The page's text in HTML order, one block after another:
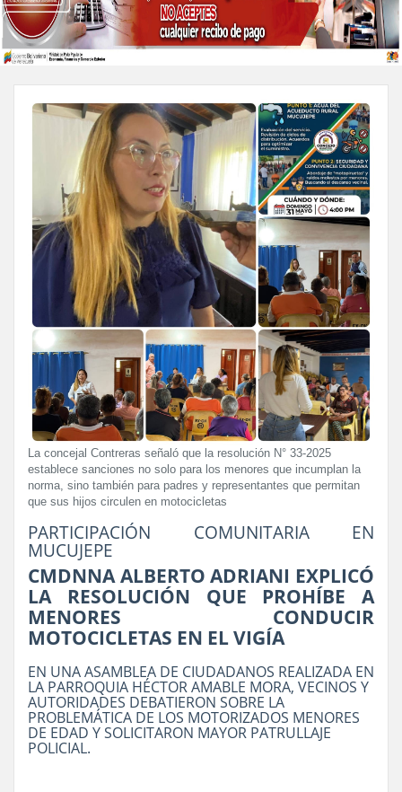
La concejal Contreras señaló que la resolución N° 33-2025
establece sanciones no solo para los menores que incumplan la
norma, sino también para padres y representantes que permitan
que sus hijos circulen en motocicletas
PARTICIPACIÓN COMUNITARIA EN
MUCUJEPE
CMDNNA ALBERTO ADRIANI EXPLICÓ
LA RESOLUCIÓN QUE PROHÍBE A
MENORES CONDUCIR
MOTOCICLETAS EN EL VIGÍA
EN UNA ASAMBLEA DE CIUDADANOS REALIZADA EN
LA PARROQUIA HÉCTOR AMABLE MORA, VECINOS Y
AUTORIDADES DEBATIERON SOBRE LA
PROBLEMÁTICA DE LOS MOTORIZADOS MENORES
DE EDAD Y SOLICITARON MAYOR PATRULLAJE
POLICIAL.